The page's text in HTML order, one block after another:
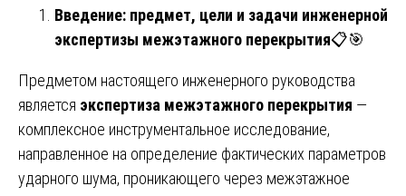
Введение: предмет, цели и задачи инженерной
экспертизы межэтажного перекрытия📋🎯
Предметом настоящего инженерного руководства
является экспертиза межэтажного перекрытия —
комплексное инструментальное исследование,
направленное на определение фактических параметров
ударного шума, проникающего через межэтажное